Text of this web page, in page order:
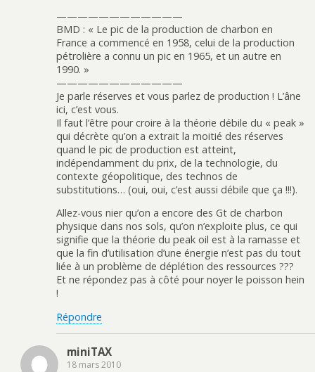
————————————
BMD : « Le pic de la production de charbon en
France a commencé en 1958, celui de la production
pétrolière a connu un pic en 1965, et un autre en
1990. »
————————————
Je parle réserves et vous parlez de production ! L’âne
ici, c’est vous.
Il faut l’être pour croire à la théorie débile du « peak »
qui décrète qu’on a extrait la moitié des réserves
quand le pic de production est atteint,
indépendamment du prix, de la technologie, du
contexte géopolitique, des technos de
substitutions… (oui, oui, c’est aussi débile que ça !!!).
Allez-vous nier qu’on a encore des Gt de charbon
physique dans nos sols, qu’on n’exploite plus, ce qui
signifie que la théorie du peak oil est à la ramasse et
que la fin d’utilisation d’une énergie n’est pas du tout
liée à un problème de déplétion des ressources ???
Et ne répondez pas à côté pour noyer le poisson hein
!
Répondre
miniTAX
18 mars 2010